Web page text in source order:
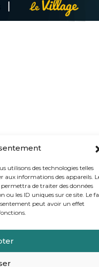
utilisons des technologies telles
aux informations des appareils.
de traiter des données
les ID uniques sur ce site. Le
peut avoir un effet